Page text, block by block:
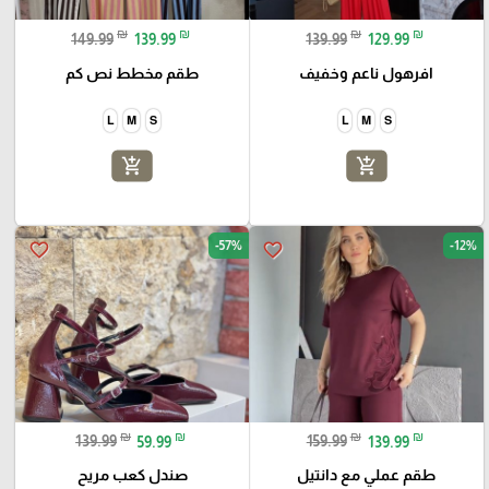
139.99 ₪ 129.99 ₪
افرهول ناعم وخفيف
S
M
L
add_shopping_cart
149.99 ₪ 139.99 ₪
طقم مخطط نص كم
S
M
L
add_shopping_cart
favorite_border -12%
159.99 ₪ 139.99 ₪
طقم عملي مع دانتيل
favorite_border -57%
139.99 ₪ 59.99 ₪
صندل كعب مريح